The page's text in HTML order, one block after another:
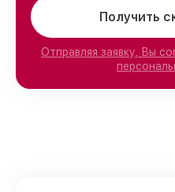
Получить
Отправляя заявку, Вы